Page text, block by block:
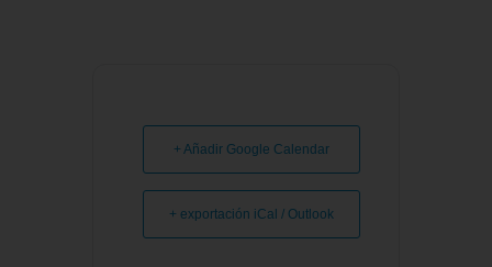
+ Añadir Google Calendar
+ exportación iCal / Outlook